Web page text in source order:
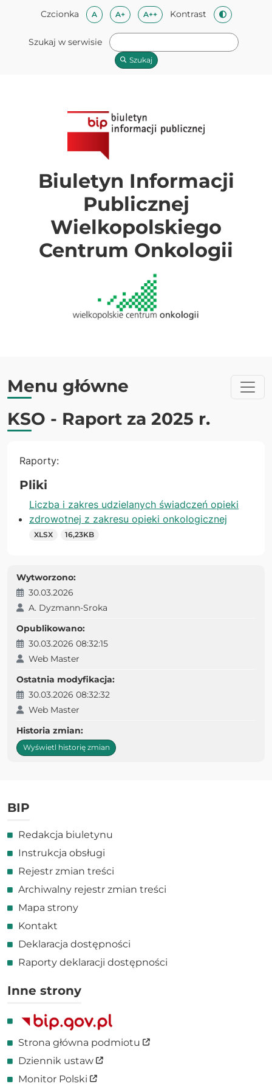
Przeskocz do treści
Mapa strony
Przeskocz do stopki
Czcionka ACzcionka domyślna
A+Czcionka średnia
A++Czcionka duża
Kontrast
Zmień
Szukaj w serwisie
Szukaj
Biuletyn Informacji
Publicznej
Wielkopolskiego
Centrum Onkologii
Menu główne
KSO - Raport za 2025 r.
Raporty:
Pliki
Liczba i zakres udzielanych świadczeń opieki
zdrowotnej z zakresu opieki onkologicznej
XLSX 16,23KB
Wytworzono:
30.03.2026
A. Dyzmann-Sroka
Opublikowano:
30.03.2026 08:32:15
Web Master
Ostatnia modyfikacja:
30.03.2026 08:32:32
Web Master
Historia zmian:
Wyświetl historię zmian
BIP
Redakcja biuletynu
Instrukcja obsługi
Rejestr zmian treści
Archiwalny rejestr zmian treści
Mapa strony
Kontakt
Deklaracja dostępności
Raporty deklaracji dostępności
Inne strony
Strona główna podmiotu
Link zewnętrzny
Dziennik ustaw
Link zewnętrzny
Monitor Polski
Link zewnętrzny